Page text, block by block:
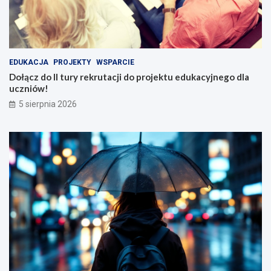
EDUKACJA PROJEKTY WSPARCIE
Dołącz do II tury rekrutacji do projektu edukacyjnego dla
uczniów!
5 sierpnia 2026